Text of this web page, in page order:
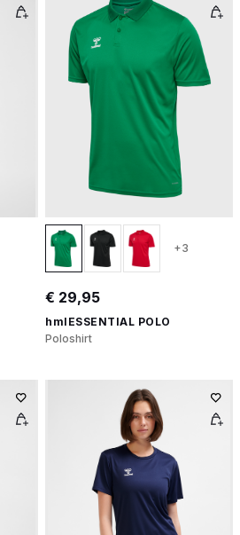
+3
€ 29,95
hmlESSENTIAL POLO
Poloshirt